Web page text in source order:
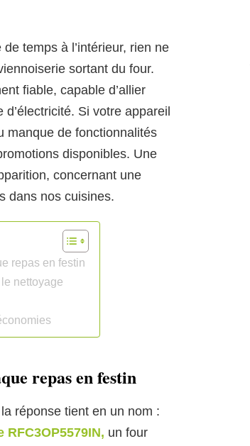
temps à l’intérieur, rien ne
sortant du four.
fiable, capable d’allier
Si votre appareil
manque de fonctionnalités
disponibles. Une
concernant une
dans nos cuisines.
repas en festin
nettoyage
repas en festin
réponse tient en un nom :
RFC3OP5579IN, un four